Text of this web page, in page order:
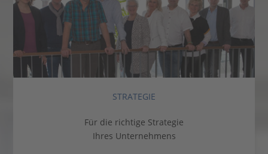
STRATEGIE
Für die richtige Strategie
Ihres Unternehmens